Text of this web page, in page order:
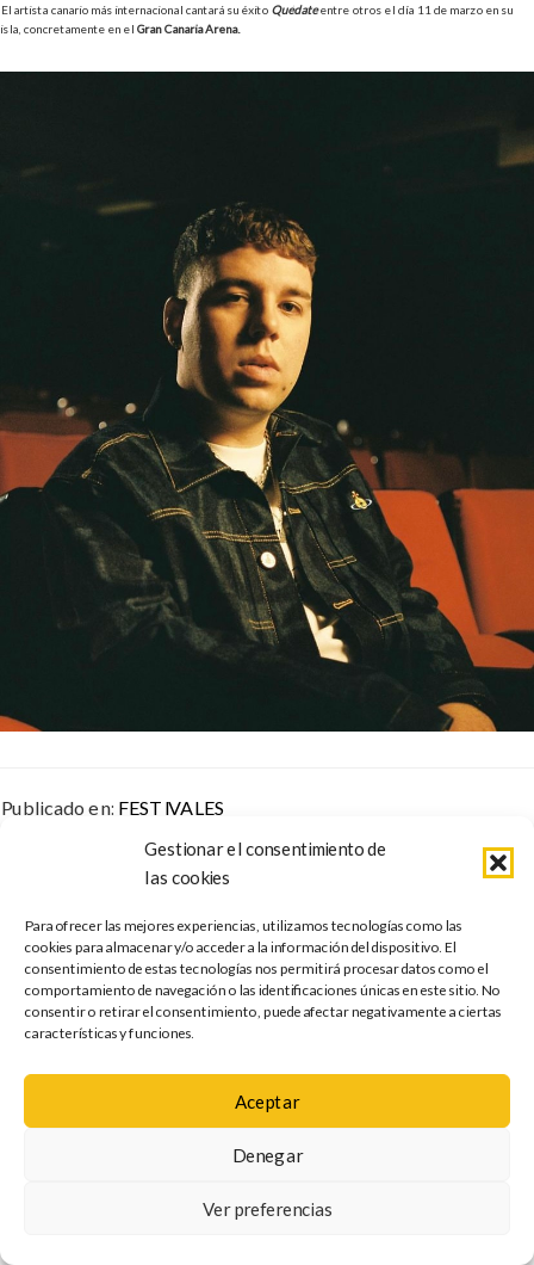
Gestionar el consentimiento de
las cookies
Para ofrecer las mejores experiencias, utilizamos tecnologías como las
cookies para almacenar y/o acceder a la información del dispositivo. El
consentimiento de estas tecnologías nos permitirá procesar datos como el
comportamiento de navegación o las identificaciones únicas en este sitio. No
consentir o retirar el consentimiento, puede afectar negativamente a ciertas
características y funciones.
Aceptar
Denegar
Ver preferencias
El artista canario más internacional cantará su éxito Quédateentre otros el día 11 de marzo en su
isla, concretamente en el Gran Canaria Arena.
Publicado en: FESTIVALES
Etiquetado como:artistas canarias ,festivales
El GranCa Live Fest compensa su
huella de carbono a través de la
conservación
bycrks
ya fue evidente el
objetivo de reducirla en futuras ediciones y compensarla con el apoyo a proyectos internacionales
que tienen repercusión en la salud de todo el planeta.